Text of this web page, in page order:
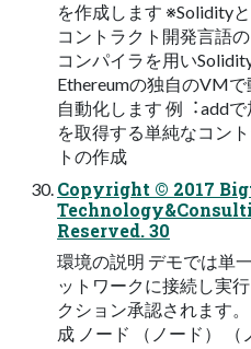
を作成します ※Solidity
コントラクト開発⾔語
コンパイラを⽤い
Ethereumの独⾃のVM
⾃動化します 例︓add
を取得する単純なコン
トの作成
Copyright © 2017
Reserved. 30
環境の説明 デモでは単
ットワークに接続し実
クション承認されます
成 ノード （ノード）